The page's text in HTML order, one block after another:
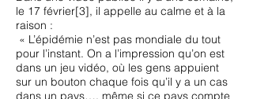
le 17 février[3], il appelle au calme et à la
raison :
« L’épidémie n’est pas mondiale du tout
pour l’instant. On a l’impression qu’on est
dans un jeu vidéo, où les gens appuient
sur un bouton chaque fois qu’il y a un cas
dans un pays…. même si ce pays compte